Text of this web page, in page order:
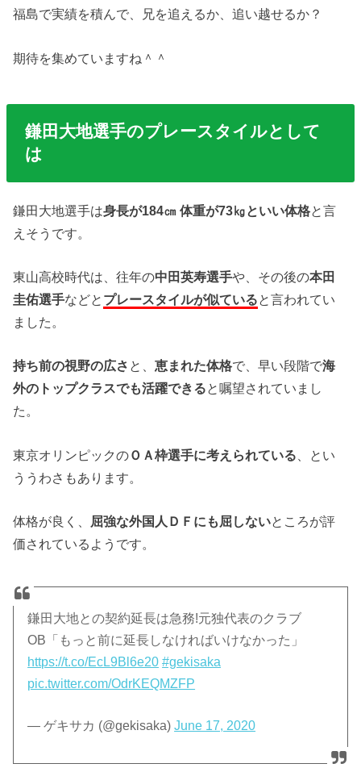
福島で実績を積んで、兄を追えるか、追い越せるか？
期待を集めていますね＾＾
鎌田大地選手のプレースタイルとして
は
鎌田大地選手は身長が184㎝ 体重が73㎏といい体格と言
えそうです。
東山高校時代は、往年の中田英寿選手や、その後の本田
圭佑選手などと プレースタイルが似ていると言われてい
ました。
持ち前の視野の広さ と、恵まれた体格で、早い段階で海
外のトップクラスでも活躍できると嘱望されていまし
た。
東京オリンピックのＯＡ枠選手に考えられている 、とい
ううわさもあります。
体格が良く、 屈強な外国人ＤＦにも屈しないところが評
価されているようです。
鎌田大地との契約延長は急務!元独代表のクラブ
OB「もっと前に延長しなければいけなかった」
https://t.co/EcL9Bl6e20 #gekisaka
pic.twitter.com/OdrKEQMZFP
— ゲキサカ (@gekisaka)June 17, 2020